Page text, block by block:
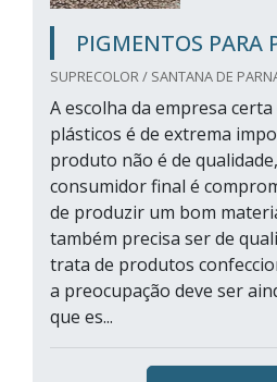
PIGMENTOS PARA
SUPRECOLOR / SANTANA DE
A escolha da empresa
plásticos é de extrema
produto não é de
consumidor final é
de produzir um bom
também precisa ser de
trata de produtos
a preocupação deve ser
que es...